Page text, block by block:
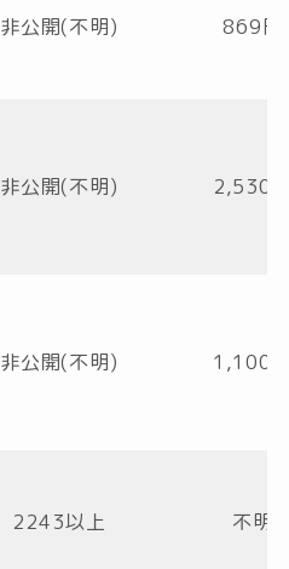
非公開(不明) 869円
非公開(不明) 2,530
非公開(不明) 1,100
2243以上 不明